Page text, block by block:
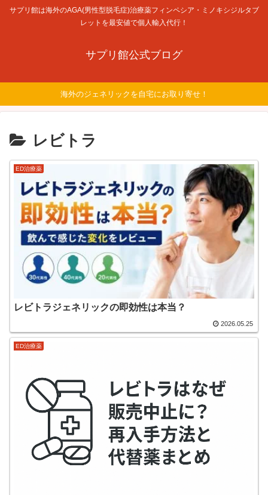
サプリ館は海外のAGA(男性型脱毛症)治療薬フィンペシア・ミノキシジルタブ
レットを最安値で個人輸入代行！
サプリ館公式ブログ
海外のジェネリックを自宅にお取り寄せ！
レビトラ
ED治療薬
レビトラジェネリックの即効性は本当？
2026.05.25
ED治療薬